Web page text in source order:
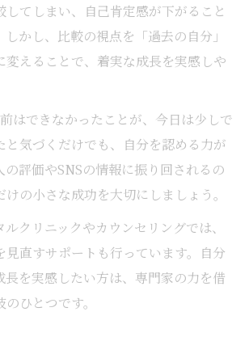
してしまい、自己肯定感が下がること
かし、比較の視点を「過去の自分」
変えることで、着実な成長を実感しや
はできなかったことが、今日は少しで
と気づくだけでも、自分を認める力が
の評価やSNSの情報に振り回されるの
の小さな成功を大切にしましょう。
クリニックやカウンセリングでは、
見直すサポートも行っています。自分
長を実感したい方は、専門家の力を借
ひとつです。